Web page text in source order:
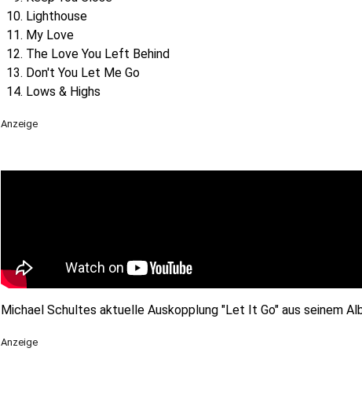
Lighthouse
My Love
The Love You Left Behind
Don't You Let Me Go
Lows & Highs
Anzeige
Michael Schultes aktuelle Auskopplung "Let It Go" aus seinem
Anzeige